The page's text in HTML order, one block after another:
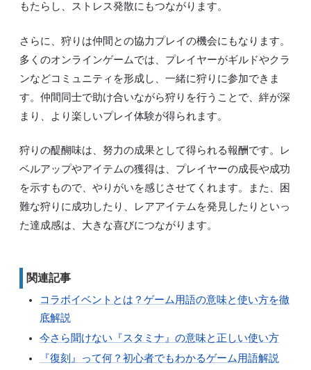
もたらし、ストレス発散にもつながります。
さらに、狩りは仲間との協力プレイの機会にもなります。
多くのオンラインゲームでは、プレイヤーがギルドやクラ
ンなどコミュニティを形成し、一緒に狩りに参加できま
す。仲間同士で助け合いながら狩りを行うことで、絆が深
まり、より楽しいプレイ体験が得られます。
狩りの醍醐味は、努力の成果として得られる報酬です。レ
ベルアップやアイテムの獲得は、プレイヤーの成長や成功
を示すもので、やりがいを感じさせてくれます。また、困
難な狩りに成功したり、レアアイテムを発見したりといっ
た達成感は、大きな喜びにつながります。
関連記事
コラボイベントとは？ゲーム用語の意味と使い方を徹
底解説
今さら聞けない『スタミナ』の意味と正しい使い方
『復刻』って何？初心者でもわかるゲーム用語解説